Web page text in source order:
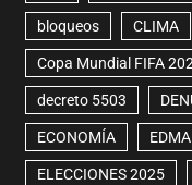
bloqueos CLIMA
Copa Mundial FIFA
decreto 5503
ECONOMÍA
ELECCIONES 2025